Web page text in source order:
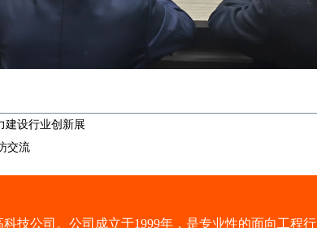
建设行业创新展
交流
技公司。公司成立于1999年，是专业性的面向工程行